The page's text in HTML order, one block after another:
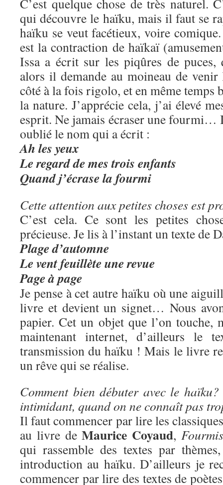
C’est quelque chose de très naturel.
qui découvre le haïku, mais il faut se
haïku se veut facétieux, voire
est la contraction de haïkaï
Issa a écrit sur les piqûres de puces,
alors il demande au moineau de
côté à la fois rigolo, et en même temps
la nature. J’apprécie cela, j’ai élevé
esprit. Ne jamais écraser une fourmi…
oublié le nom qui a écrit :
Ah les yeux
Le regard de mes trois enfants
Quand j’écrase la fourmi
Cette attention aux petites choses est
C’est cela. Ce sont les petites
précieuse. Je lis à l’instant un texte de
Plage d’automne
Le vent feuillète une revue
Page à page
Je pense à cet autre haïku où une
livre et devient un signet… Nous
papier. Cet un objet que l’on touche,
maintenant internet, d’ailleurs le
transmission du haïku ! Mais le livre
un rêve qui se réalise.
Comment bien débuter avec le
intimidant, quand on ne connaît pas
Il faut commencer par lire les
au livre deMaurice Coyaud,
qui rassemble des textes par
introduction au haïku. D’ailleurs je
commencer par lire des textes de